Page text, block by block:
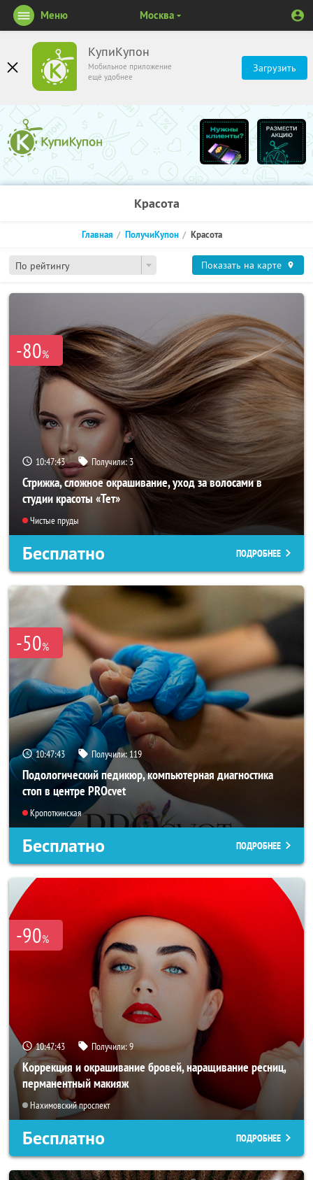
КупиКупон
Мобильное приложение
ещё удобнее
Загрузить
Меню Москва
Красота
По рейтингу
Главная ПолучиКупон Красота
Показать на карте
-80%
10:47:40 Получили:3
Стрижка, сложное окрашивание, уход за волосами в
студии красоты «Тет»
Чистые пруды
Бесплатно ПОДРОБНЕЕ
-50%
10:47:40 Получили:119
Подологический педикюр, компьютерная диагностика
стоп в центре PROcvet
Кропоткинская
Бесплатно ПОДРОБНЕЕ
-90%
10:47:40 Получили:9
Коррекция и окрашивание бровей, наращивание ресниц,
перманентный макияж
Нахимовский проспект
Бесплатно ПОДРОБНЕЕ